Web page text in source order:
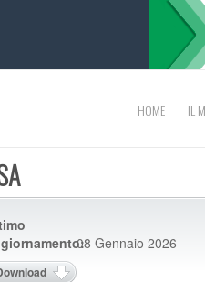
HOME IL
08 Gennaio 2026